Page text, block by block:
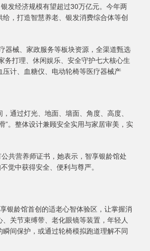
发经济规模有望超过30万亿元。今年两
，打造智慧养老、银发消费综合体等创
器械、家政服务等板块资源，全渠道甄选‌
打理、休闲娱乐、安全守护‌七大核心生
计、血糖仪、电动轮椅等医疗器械产
通过灯光、地面、墙面、角度、高度、
”。整体设计兼顾安全实用与家居审美，实
共营养师证书，她表示，智享银龄馆处
觉中获得安全、便利与尊严。
银龄馆首创的适老心智体验区，让掌握消
关节束缚带、老化眼镜‌等装置，年轻人
间保护，或通过‌轮椅模拟跑道‌理解不同